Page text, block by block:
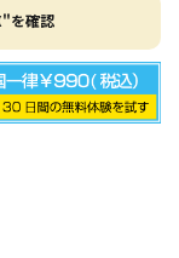
を確認